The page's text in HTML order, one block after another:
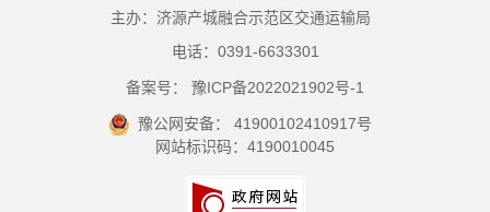
主办：济源产城融合示范区交通运输局
电话：0391-6633301
备案号： 豫ICP备2022021902号-1
豫公网安备： 41900102410917号
网站标识码：4190010045